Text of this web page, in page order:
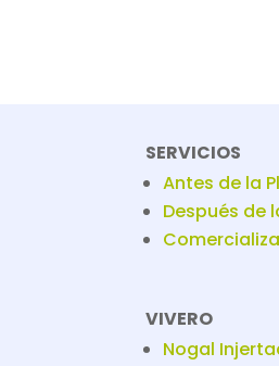
SERVICIOS
Antes de la
Después de
VIVERO
Nogal